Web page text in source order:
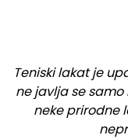
Teniski lakat je
ne javlja se samo
neke prirodne